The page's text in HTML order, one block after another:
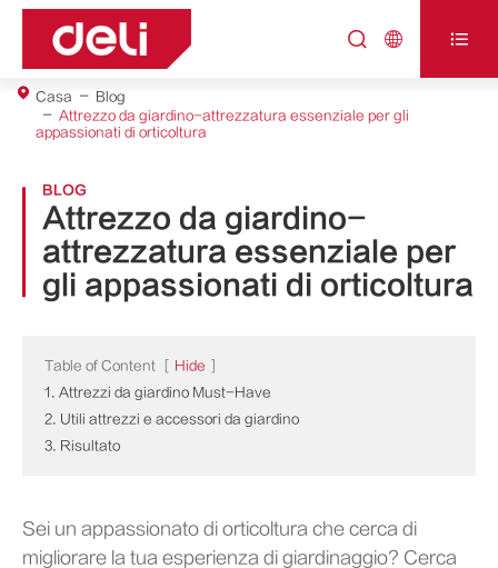
  
Casa
Blog
Attrezzo da giardino-attrezzatura essenziale per gli
appassionati di orticoltura
BLOG
Attrezzo da giardino-
attrezzatura essenziale per
gli appassionati di orticoltura
Table of Content Hide
1. Attrezzi da giardino Must-Have
2. Utili attrezzi e accessori da giardino
3. Risultato
Sei un appassionato di orticoltura che cerca di
migliorare la tua esperienza di giardinaggio? Cerca